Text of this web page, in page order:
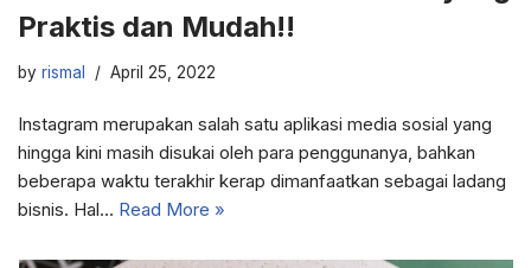
Praktis dan Mudah!!
by rismal April 25, 2022
Instagram merupakan salah satu aplikasi media sosial yang
hingga kini masih disukai oleh para penggunanya, bahkan
beberapa waktu terakhir kerap dimanfaatkan sebagai ladang
bisnis. Hal… Read More »